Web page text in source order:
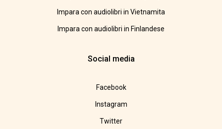
Impara con audiolibri in Vietnamita
Impara con audiolibri in Finlandese
Social media
Facebook
Instagram
Twitter